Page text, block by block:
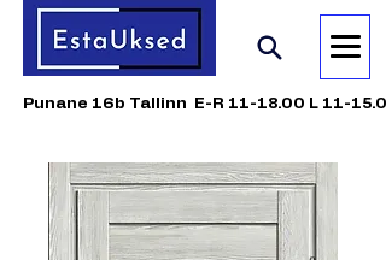
Punane 16b Tallinn E-R 11-18.00 L 11-